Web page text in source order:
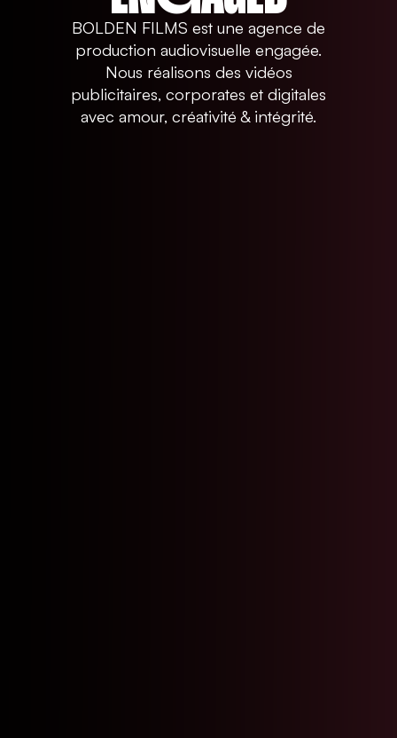
BOLDEN FILMS est une agence de
production audiovisuelle engagée.
Nous réalisons des vidéos
publicitaires, corporates et digitales
avec amour, créativité & intégrité.